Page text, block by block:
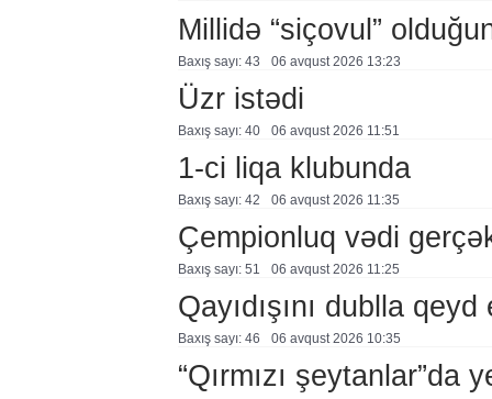
Millidə “siçovul”
Baxış sayı: 43 06 avqust 2026 13:23
Üzr istədi
Baxış sayı: 40 06 avqust 2026 11:51
1-ci liqa klubunda
Baxış sayı: 42 06 avqust 2026 11:35
Çempionluq vədi
Baxış sayı: 51 06 avqust 2026 11:25
Qayıdışını dublla qeyd
Baxış sayı: 46 06 avqust 2026 10:35
“Qırmızı şeytanlar”da